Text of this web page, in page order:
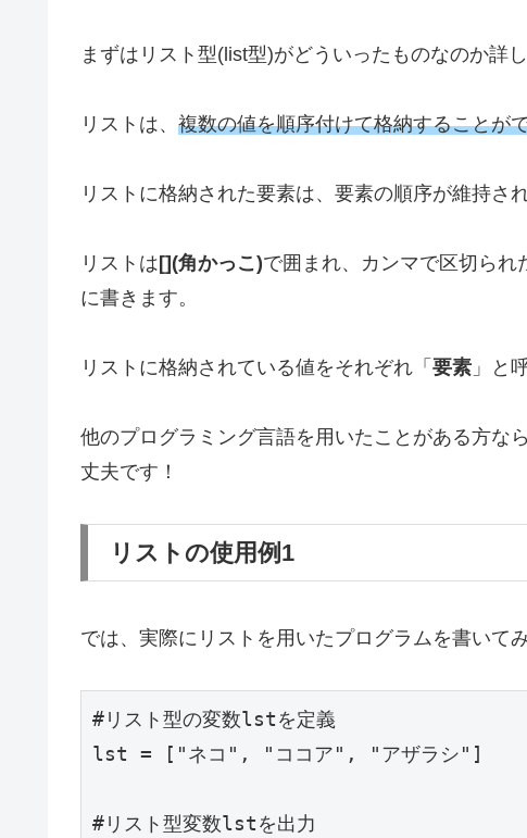
まずはリスト型(list型)がどういったものなのか詳
リストは、 複数の値を順序付けて格納することが
リストに格納された要素は、要素の順序が維持さ
リストは[](角かっこ)で囲まれ、カンマで区切られ
に書きます。
リストに格納されている値をそれぞれ「 要素 」と
他のプログラミング言語を用いたことがある方な
丈夫です！
リストの使用例1
では、実際にリストを用いたプログラムを書いてみ
#リスト型の変数lstを定義
lst = ["ネコ", "ココア", "アザラシ"]
#リスト型変数lstを出力